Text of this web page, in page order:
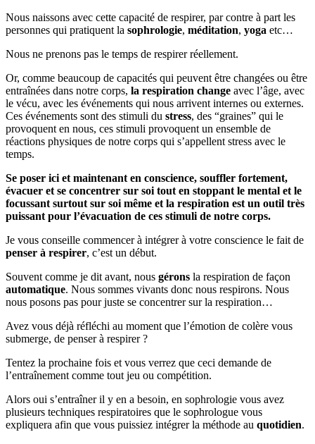
Nous naissons avec cette capacité de respirer, par contre à part les
personnes qui pratiquent la sophrologie, méditation, yoga etc…
Nous ne prenons pas le temps de respirer réellement.
Or, comme beaucoup de capacités qui peuvent être changées ou être
entraînées dans notre corps, la respiration change avec l’âge, avec
le vécu, avec les événements qui nous arrivent internes ou externes.
Ces événements sont des stimuli du stress, des “graines” qui le
provoquent en nous, ces stimuli provoquent un ensemble de
réactions physiques de notre corps qui s’appellent stress avec le
temps.
Se poser ici et maintenant en conscience, souffler fortement,
évacuer et se concentrer sur soi tout en stoppant le mental et le
focussant surtout sur soi même et la respiration est un outil très
puissant pour l’évacuation de ces stimuli de notre corps.
Je vous conseille commencer à intégrer à votre conscience le fait de
penser à respirer, c’est un début.
Souvent comme je dit avant, nous gérons la respiration de façon
automatique. Nous sommes vivants donc nous respirons. Nous
nous posons pas pour juste se concentrer sur la respiration…
Avez vous déjà réfléchi au moment que l’émotion de colère vous
submerge, de penser à respirer ?
Tentez la prochaine fois et vous verrez que ceci demande de
l’entraînement comme tout jeu ou compétition.
Alors oui s’entraîner il y en a besoin, en sophrologie vous avez
plusieurs techniques respiratoires que le sophrologue vous
expliquera afin que vous puissiez intégrer la méthode au quotidien.